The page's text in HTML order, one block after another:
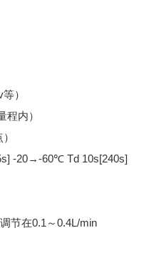
）
内）
-20→-60℃ Td 10s[240s]
节在0.1～0.4L/min